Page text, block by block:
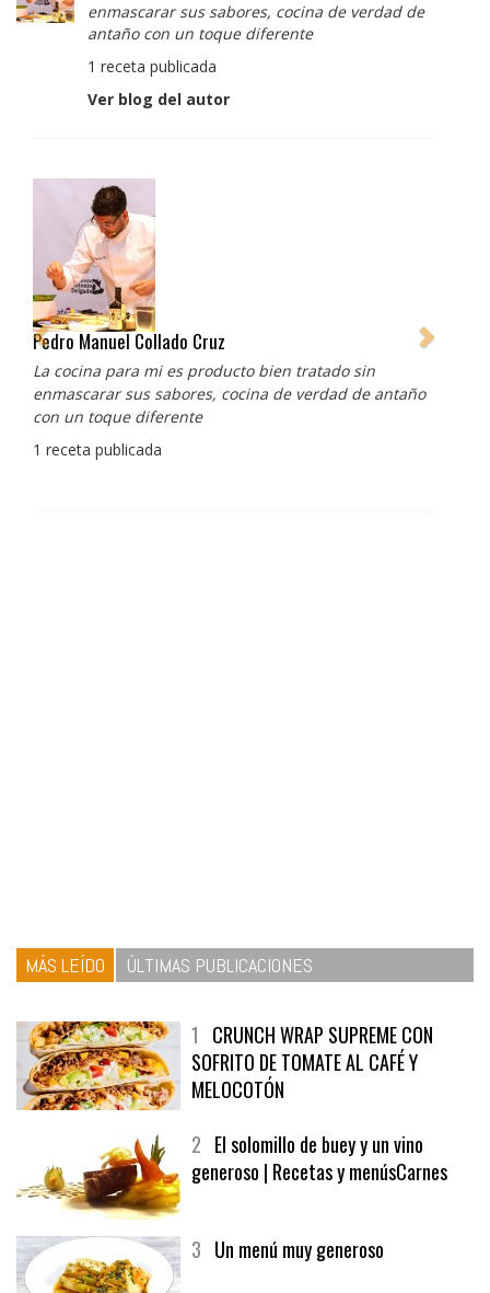
enmascarar sus sabores, cocina de verdad de
antaño con un toque diferente
1 receta publicada
Ver blog del autor
Pedro Manuel Collado Cruz
La cocina para mi es producto bien tratado sin
enmascarar sus sabores, cocina de verdad de antaño
con un toque diferente
1 receta publicada
MÁS LEÍDO ÚLTIMAS PUBLICACIONES
1 CRUNCH WRAP SUPREME CON
SOFRITO DE TOMATE AL CAFÉ Y
MELOCOTÓN
2 El solomillo de buey y un vino
generoso | Recetas y menúsCarnes
3 Un menú muy generoso